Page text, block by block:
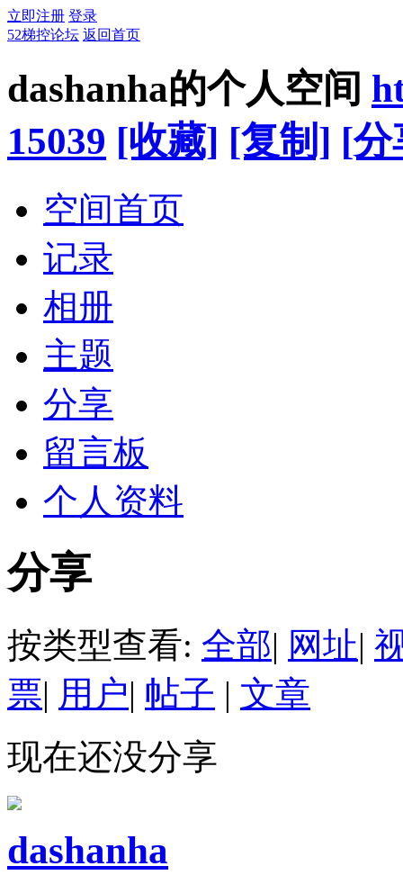
立即注册 登录
52梯控论坛 返回首页
dashanha的个人空间
15039 [收藏] [复制] [分
空间首页
记录
相册
主题
分享
留言板
个人资料
分享
按类型查看: 全部| 网址|
票| 用户| 帖子 | 文章
现在还没分享
dashanha